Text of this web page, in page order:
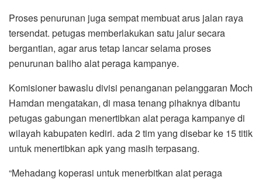
Proses penurunan juga sempat membuat arus jalan raya
tersendat. petugas memberlakukan satu jalur secara
bergantian, agar arus tetap lancar selama proses
penurunan baliho alat peraga kampanye.
Komisioner bawaslu divisi penanganan pelanggaran Moch
Hamdan mengatakan, di masa tenang pihaknya dibantu
petugas gabungan menertibkan alat peraga kampanye di
wilayah kabupaten kediri. ada 2 tim yang disebar ke 15 titik
untuk menertibkan apk yang masih terpasang.
“Mehadang koperasi untuk menerbitkan alat peraga